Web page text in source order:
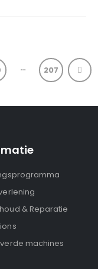
… 207
& Reparatie
machines